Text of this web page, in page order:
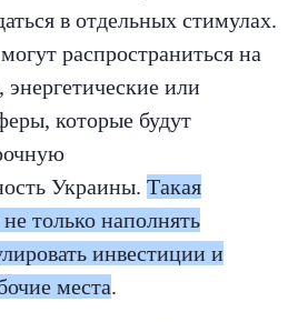
в отдельных стимулах.
распространиться на
или
которые будут
Украины. Такая
только наполнять
инвестиции и
места.